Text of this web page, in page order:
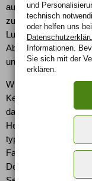
auf die Bedürfnisse
zugeschnittene Abt
Luftfederung mit der
Abt-Bremsanlage
und bringt das 2,4
Wie schon bei der
Kemptener auch
das SUV entworfen:
Heckflügel und
typischen 4-Rohr
Fahrzeug aus jeder
Der Abt Touareg
und
technisch
oder helfen uns
Informationen.
Sie sich mit der
erklären.